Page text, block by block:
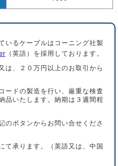
いるケーブルはコーニング社製
（英語）を採用しております。
は、２０万円以上のお取引から
ードの製造を行い、厳重な検査
品いたします。納期は３週間程
のボタンからお問い合せくださ
て承ります。（英語又は、中国